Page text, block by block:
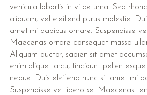
vehicula lobortis in vitae urna. Sed
aliquam, vel eleifend purus molestie.
amet mi dapibus ornare. Suspendisse
Maecenas ornare consequat massa
Aliquam auctor, sapien sit amet
enim aliquet arcu, tincidunt
neque. Duis eleifend nunc sit amet mi
Suspendisse vel libero se. Maecenas